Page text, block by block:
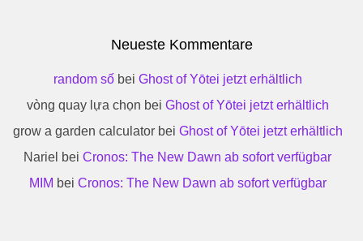
Neueste Kommentare
random sốbei Ghost of Yōtei jetzt erhältlich
vòng quay lựa chọn bei Ghost of Yōtei jetzt erhältlich
grow a garden calculatorbei Ghost of Yōtei jetzt erhältlich
Nariel bei Cronos: The New Dawn ab sofort verfügbar
MIM bei Cronos: The New Dawn ab sofort verfügbar